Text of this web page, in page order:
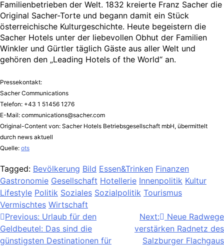
Familienbetrieben der Welt. 1832 kreierte Franz Sacher die
Original Sacher-Torte und begann damit ein Stück
österreichische Kulturgeschichte. Heute begeistern die
Sacher Hotels unter der liebevollen Obhut der Familien
Winkler und Gürtler täglich Gäste aus aller Welt und
gehören den „Leading Hotels of the World“ an.
Pressekontakt:
Sacher Communications
Telefon: +43 1 51456 1276
E-Mail: communications@sacher.com
Original-Content von: Sacher Hotels Betriebsgesellschaft mbH, übermittelt
durch news aktuell
Quelle: ots
Tagged: Bevölkerung Bild Essen&Trinken Finanzen
Gastronomie Gesellschaft Hotellerie Innenpolitik Kultur
Lifestyle Politik Soziales Sozialpolitik Tourismus
Vermischtes Wirtschaft
Beitragsnavigation
Previous: Urlaub für den
Geldbeutel: Das sind die
günstigsten Destinationen für
Next:
Neue Radwege
verstärken Radnetz des
Salzburger Flachgaus